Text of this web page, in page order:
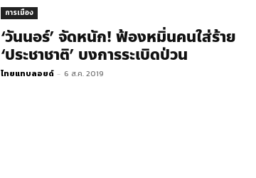
การเมือง
‘วันนอร์’ จัดหนัก! ฟ้องหมิ่นคนใส่ร้าย
‘ประชาชาติ’ บงการระเบิดป่วน
ไทยแทบลอยด์ - 6 ส.ค. 2019